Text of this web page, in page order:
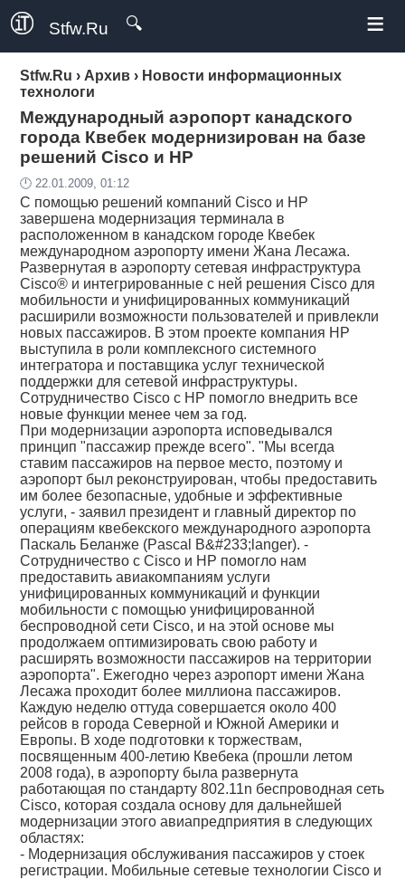
Stfw.Ru 🔍 ≡
Stfw.Ru › Архив › Новости информационных
технологи
Международный аэропорт канадского
города Квебек модернизирован на базе
решений Cisco и HP
🕛 22.01.2009, 01:12
С помощью решений компаний Cisco и HP
завершена модернизация терминала в
расположенном в канадском городе Квебек
международном аэропорту имени Жана Лесажа.
Развернутая в аэропорту сетевая инфраструктура
Cisco® и интегрированные с ней решения Cisco для
мобильности и унифицированных коммуникаций
расширили возможности пользователей и привлекли
новых пассажиров. В этом проекте компания HP
выступила в роли комплексного системного
интегратора и поставщика услуг технической
поддержки для сетевой инфраструктуры.
Сотрудничество Cisco с HP помогло внедрить все
новые функции менее чем за год.
При модернизации аэропорта исповедывался
принцип "пассажир прежде всего". "Мы всегда
ставим пассажиров на первое место, поэтому и
аэропорт был реконструирован, чтобы предоставить
им более безопасные, удобные и эффективные
услуги, - заявил президент и главный директор по
операциям квебекского международного аэропорта
Паскаль Беланже (Pascal B&#233;langer). -
Сотрудничество с Cisco и HP помогло нам
предоставить авиакомпаниям услуги
унифицированных коммуникаций и функции
мобильности с помощью унифицированной
беспроводной сети Cisco, и на этой основе мы
продолжаем оптимизировать свою работу и
расширять возможности пассажиров на территории
аэропорта". Ежегодно через аэропорт имени Жана
Лесажа проходит более миллиона пассажиров.
Каждую неделю оттуда совершается около 400
рейсов в города Северной и Южной Америки и
Европы. В ходе подготовки к торжествам,
посвященным 400-летию Квебека (прошли летом
2008 года), в аэропорту была развернута
работающая по стандарту 802.11n беспроводная сеть
Cisco, которая создала основу для дальнейшей
модернизации этого авиапредприятия в следующих
областях:
- Модернизация обслуживания пассажиров у стоек
регистрации. Мобильные сетевые технологии Cisco и